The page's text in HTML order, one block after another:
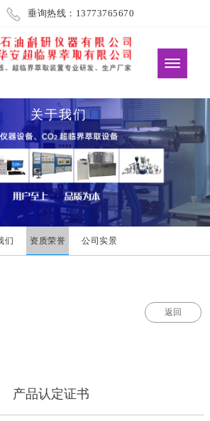
垂询热线：13773765670
关于我们
们 资质荣誉 公司实景
返回
产品认定证书